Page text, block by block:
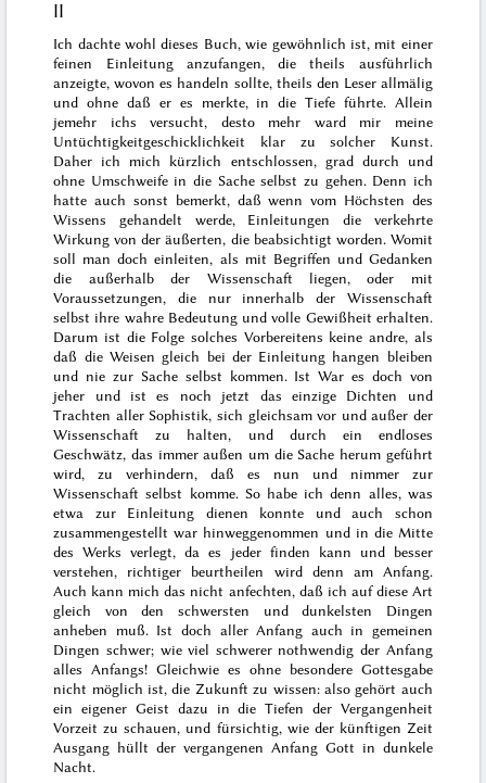
II
Ich dachte wohl dieses Buch, wie gewöhnlich ist, mit einer
feinen Einleitung anzufangen, die theils ausführlich
anzeigte, wovon es handeln sollte, theils den Leser allmälig
und ohne daß er es merkte, in die Tiefe führte. Allein
jemehr ichs versucht, desto mehr ward mir meine
Untüchtigkeitgeschicklichkeit klar zu solcher Kunst.
Daher ich mich kürzlich entschlossen, grad durch und
ohne Umschweife in die Sache selbst zu gehen. Denn ich
hatte auch sonst bemerkt, daß wenn vom Höchsten des
Wissens gehandelt werde, Einleitungen die verkehrte
Wirkung von der äußerten, die beabsichtigt worden. Womit
soll man doch einleiten, als mit Begriffen und Gedanken
die außerhalb der Wissenschaft liegen, oder mit
Voraussetzungen, die nur innerhalb der Wissenschaft
selbst ihre wahre Bedeutung und volle Gewißheit erhalten.
Darum ist die Folge solches Vorbereitens keine andre, als
daß die Weisen gleich bei der Einleitung hangen bleiben
und nie zur Sache selbst kommen. Ist War es doch von
jeher und ist es noch jetzt das einzige Dichten und
Trachten aller Sophistik, sich gleichsam vor und außer der
Wissenschaft zu halten, und durch ein endloses
Geschwätz, das immer außen um die Sache herum geführt
wird, zu verhindern, daß es nun und nimmer zur
Wissenschaft selbst komme. So habe ich denn alles, was
etwa zur Einleitung dienen konnte und auch schon
zusammengestellt war hinweggenommen und in die Mitte
des Werks verlegt, da es jeder finden kann und besser
verstehen, richtiger beurtheilen wird denn am Anfang.
Auch kann mich das nicht anfechten, daß ich auf diese Art
gleich von den schwersten und dunkelsten Dingen
anheben muß. Ist doch aller Anfang auch in gemeinen
Dingen schwer; wie viel schwerer nothwendig der Anfang
alles Anfangs! Gleichwie es ohne besondere Gottesgabe
nicht möglich ist, die Zukunft zu wissen: also gehört auch
ein eigener Geist dazu in die Tiefen der Vergangenheit
Vorzeit zu schauen, und fürsichtig, wie der künftigen Zeit
Ausgang hüllt der vergangenen Anfang Gott in dunkele
Nacht.